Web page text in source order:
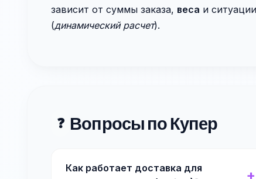
зависит от суммы заказа, веса и
(динамический расчет).
❓ Вопросы по Купер
Как работает доставка для